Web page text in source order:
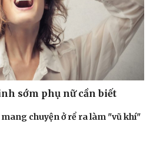
sớm phụ nữ cần biết
chuyện ở rể ra làm "vũ khí"